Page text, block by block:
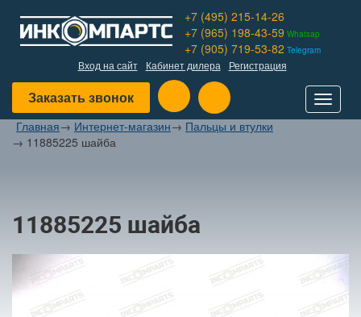
+7 (495) 215-14-26
+7 (965) 198-43-59 Whatsap
+7 (905) 719-53-82 Telegram
Вход на сайт Кабинет дилера Регистрация
Заказать звонок
Toggle
Главная→ Интернет-магазин→ Пальцы и втулки
→ 11885225 шайба
11885225 шайба